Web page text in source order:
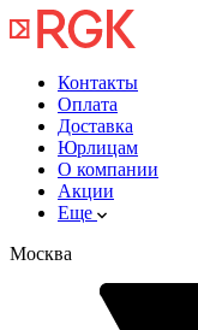
Контакты
Оплата
Доставка
Юрлицам
О компании
Акции
Еще
Москва